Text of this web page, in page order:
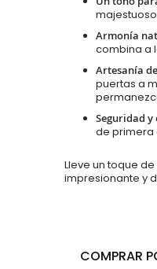
Armonía
combina a
Artesanía
puertas a
Seguridad y
de primera
Lleve un toque
impresionante y
COMPRAR